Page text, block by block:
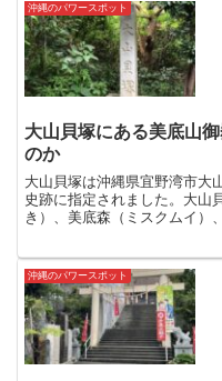
沖縄のパワースポット
大山貝塚にある美底山
のか
大山貝塚は沖縄県宜野湾市大
史跡に指定されました。大山
き）、美底森（ミスクムイ）
からの聖域でもあります。
沖縄のパワースポット